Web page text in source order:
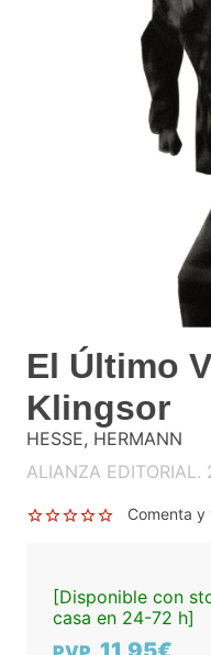
El Último
Klingsor
HESSE, HERMANN
ALIANZA EDITORIAL.
Comenta y
[Disponible con
casa en 24-72 h]